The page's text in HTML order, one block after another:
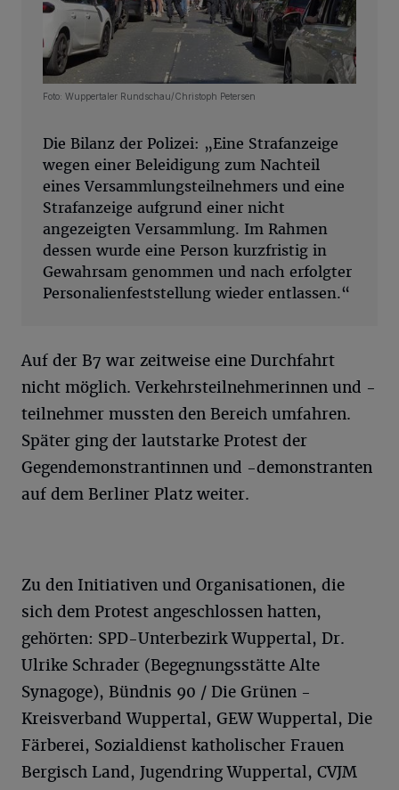
Foto: Wuppertaler Rundschau/Christoph Petersen
Die Bilanz der Polizei: „Eine Strafanzeige
wegen einer Beleidigung zum Nachteil
eines Versammlungsteilnehmers und eine
Strafanzeige aufgrund einer nicht
angezeigten Versammlung. Im Rahmen
dessen wurde eine Person kurzfristig in
Gewahrsam genommen und nach erfolgter
Personalienfeststellung wieder entlassen.“
Auf der B7 war zeitweise eine Durchfahrt
nicht möglich. Verkehrsteilnehmerinnen und -
teilnehmer mussten den Bereich umfahren.
Später ging der lautstarke Protest der
Gegendemonstrantinnen und -demonstranten
auf dem Berliner Platz weiter.
Zu den Initiativen und Organisationen, die
sich dem Protest angeschlossen hatten,
gehörten: SPD-Unterbezirk Wuppertal, Dr.
Ulrike Schrader (Begegnungsstätte Alte
Synagoge), Bündnis 90 / Die Grünen -
Kreisverband Wuppertal, GEW Wuppertal, Die
Färberei, Sozialdienst katholischer Frauen
Bergisch Land, Jugendring Wuppertal, CVJM